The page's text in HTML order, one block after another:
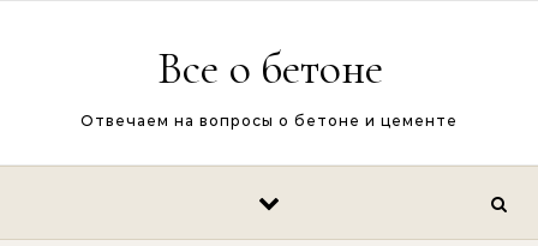
Все о бетоне
Отвечаем на вопросы о бетоне и цементе